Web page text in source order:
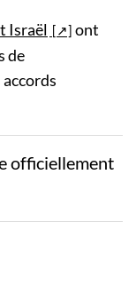
Israël
ont
de
officiellement